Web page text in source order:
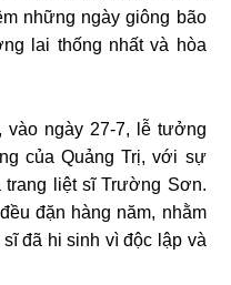
những ngày giông bão
lai thống nhất và hòa
vào ngày 27-7, lễ tưởng
của Quảng Trị, với sự
trang liệt sĩ Trường Sơn.
đặn hàng năm, nhằm
đã hi sinh vì độc lập và